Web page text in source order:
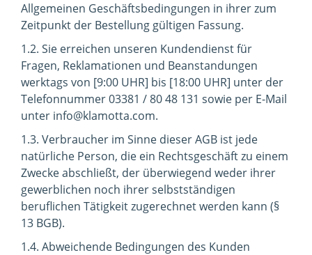
Allgemeinen Geschäftsbedingungen in ihrer zum
Zeitpunkt der Bestellung gültigen Fassung.
1.2. Sie erreichen unseren Kundendienst für
Fragen, Reklamationen und Beanstandungen
werktags von [9:00 UHR] bis [18:00 UHR] unter der
Telefonnummer 03381 / 80 48 131 sowie per E-Mail
unter info@klamotta.com.
1.3. Verbraucher im Sinne dieser AGB ist jede
natürliche Person, die ein Rechtsgeschäft zu einem
Zwecke abschließt, der überwiegend weder ihrer
gewerblichen noch ihrer selbstständigen
beruflichen Tätigkeit zugerechnet werden kann (§
13 BGB).
1.4. Abweichende Bedingungen des Kunden